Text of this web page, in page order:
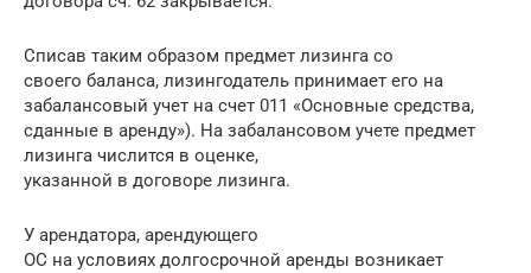
Списав таким образом предмет лизинга со
своего баланса, лизингодатель принимает его на
забалансовый учет на счет 011 «Основные средства,
сданные в аренду»). На забалансовом учете предмет
лизинга числится в оценке,
указанной в договоре лизинга.
У арендатора, арендующего
ОС на условиях долгосрочной аренды возникает